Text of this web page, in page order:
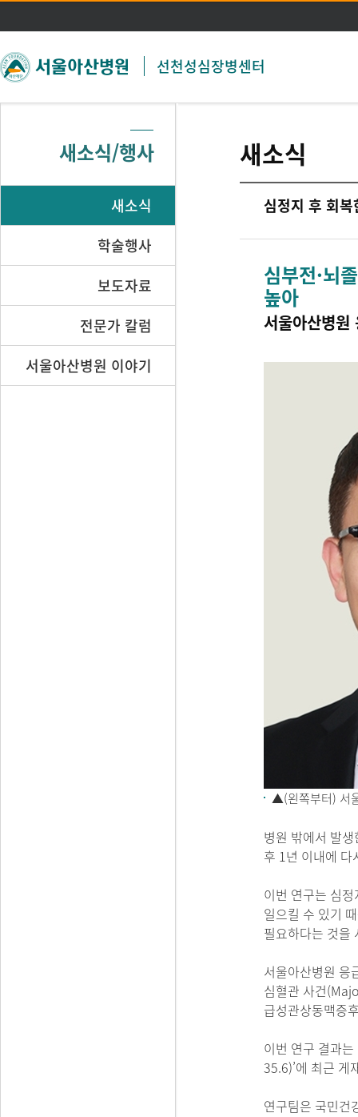
주메뉴 바로가기
본문 바로가기
선천성심장병센터
새소식/행사
새소식
학술행사
보도자료
전문가 칼럼
서울아산병원 이야기
새소식
심정지 후 회
심부전·뇌
높아
서울아산병
▲(왼쪽부터) 서
병원 밖에서 발
후 1년 이내에 다
이번 연구는 심
일으킬 수 있기
필요하다는 것을
서울아산병원 응
심혈관 사건
급성관상동맥증
이번 연구 결과
35.6)’에 최근 게
연구팀은 국민건